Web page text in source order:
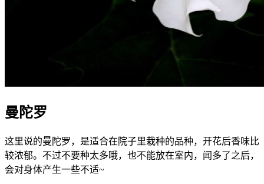
曼陀罗
这里说的曼陀罗，是适合在院子里栽种的品种，开花后香味比
较浓郁。不过不要种太多哦，也不能放在室内，闻多了之后，
会对身体产生一些不适~